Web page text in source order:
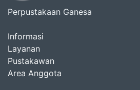
Perpustakaan Ganesa
Informasi
Layanan
Pustakawan
Area Anggota